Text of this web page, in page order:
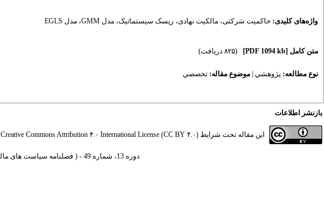
واژه‌های کلیدی: حاکمیت شرکتی، مالکیت نهادی، ریسک سیستماتیک، مدل GMM ، مدل EGLS
متن کامل [PDF 1094 kb] (۸۲۵ دریافت)
نوع مطالعه: پژوهشي موضوع مقاله: تخصصي
بازنشر اطلاعات
این مقاله تحت شرایط Creative Commons Attribution ۴.۰ International License (CC BY ۴.۰)
دوره 13، شماره 49 - ( فصلنامه سیاست های مالی و اقتصادی 1404 )